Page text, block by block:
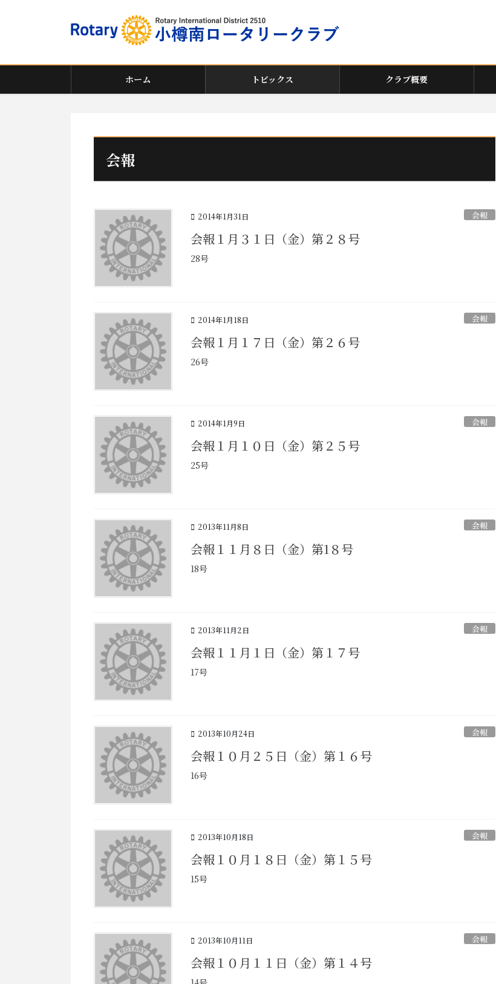
ツ
移
シ
ン
ホーム トピックス クラブ概要
会報
2014年1月31日 会報
会報１月３１日（金）第２８号
28号
2014年1月18日 会報
会報１月１７日（金）第２６号
26号
2014年1月9日 会報
会報１月１０日（金）第２５号
25号
2013年11月8日 会報
会報１１月８日（金）第1８号
18号
2013年11月2日 会報
会報１１月１日（金）第１７号
17号
2013年10月24日 会報
会報１０月２５日（金）第１６号
16号
2013年10月18日 会報
会報１０月１８日（金）第１５号
15号
2013年10月11日 会報
会報１０月１１日（金）第１４号